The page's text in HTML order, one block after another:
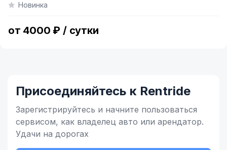
of
Новинка
от 4000 ₽ / сутки
Присоединяйтесь к Rentride
Зарегистрируйтесь и начните пользоваться
сервисом, как владелец авто или арендатор.
Удачи на дорогах